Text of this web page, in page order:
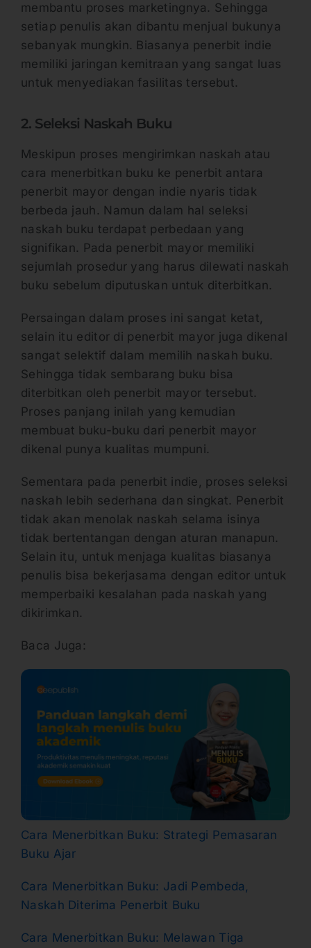
membantu proses marketingnya. Sehingga
setiap penulis akan dibantu menjual bukunya
sebanyak mungkin. Biasanya penerbit indie
memiliki jaringan kemitraan yang sangat luas
untuk menyediakan fasilitas tersebut.
2. Seleksi Naskah Buku
Meskipun proses mengirimkan naskah atau
cara menerbitkan buku ke penerbit antara
penerbit mayor dengan indie nyaris tidak
berbeda jauh. Namun dalam hal seleksi
naskah buku terdapat perbedaan yang
signifikan. Pada penerbit mayor memiliki
sejumlah prosedur yang harus dilewati naskah
buku sebelum diputuskan untuk diterbitkan.
Persaingan dalam proses ini sangat ketat,
selain itu editor di penerbit mayor juga dikenal
sangat selektif dalam memilih naskah buku.
Sehingga tidak sembarang buku bisa
diterbitkan oleh penerbit mayor tersebut.
Proses panjang inilah yang kemudian
membuat buku-buku dari penerbit mayor
dikenal punya kualitas mumpuni.
Sementara pada penerbit indie, proses seleksi
naskah lebih sederhana dan singkat. Penerbit
tidak akan menolak naskah selama isinya
tidak bertentangan dengan aturan manapun.
Selain itu, untuk menjaga kualitas biasanya
penulis bisa bekerjasama dengan editor untuk
memperbaiki kesalahan pada naskah yang
dikirimkan.
Baca Juga:
Cara Menerbitkan Buku: Strategi Pemasaran
Buku Ajar
Cara Menerbitkan Buku: Jadi Pembeda,
Naskah Diterima Penerbit Buku
Cara Menerbitkan Buku: Melawan Tiga